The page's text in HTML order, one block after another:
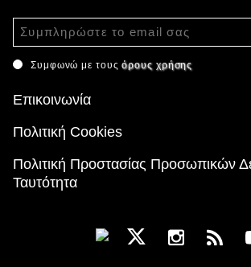
Συμφωνώ με τουςόρους χρήσης
Επικοινωνία
Πολιτική Cookies
Πολιτική Προστασίας Προσωπικών
Ταυτότητα